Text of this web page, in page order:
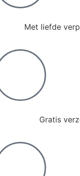
Met liefde
Gratis